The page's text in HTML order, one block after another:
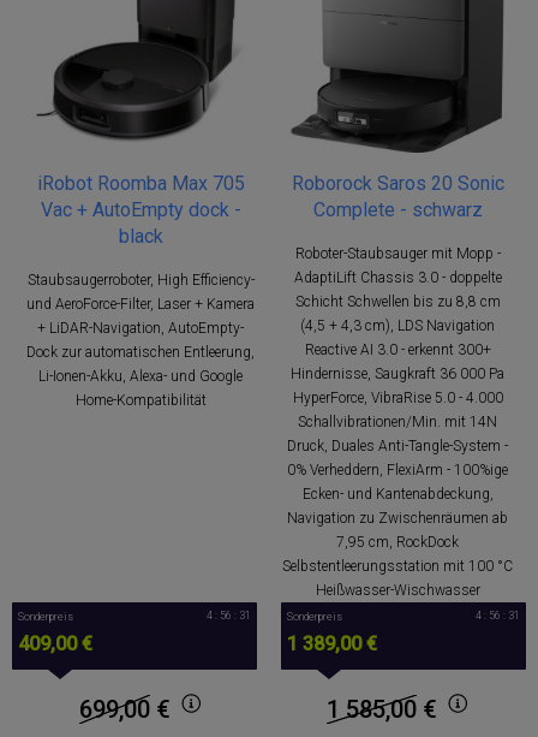
iRobot Roomba Max 705
Vac + AutoEmpty dock -
black
Staubsaugerroboter, High Efficiency-
und AeroForce-Filter, Laser + Kamera
+ LiDAR-Navigation, AutoEmpty-
Dock zur automatischen Entleerung,
Li-Ionen-Akku, Alexa- und Google
Home-Kompatibilität
Sonderpreis
409,00 €
4 : 56 : 30
699,00 €
Roborock Saros 20 Sonic
Complete - schwarz
Roboter-Staubsauger mit Mopp -
AdaptiLift Chassis 3.0 - doppelte
Schicht Schwellen bis zu 8,8 cm
(4,5 + 4,3 cm), LDS Navigation
Reactive AI 3.0 - erkennt 300+
Hindernisse, Saugkraft 36 000 Pa
HyperForce, VibraRise 5.0 - 4.000
Schallvibrationen/Min. mit 14N
Druck, Duales Anti-Tangle-System -
0% Verheddern, FlexiArm - 100%ige
Ecken- und Kantenabdeckung,
Navigation zu Zwischenräumen ab
7,95 cm, RockDock
Selbstentleerungsstation mit 100 °C
Heißwasser-Wischwasser
Sonderpreis
1 389,00 €
4 : 56 : 30
1 585,00 €